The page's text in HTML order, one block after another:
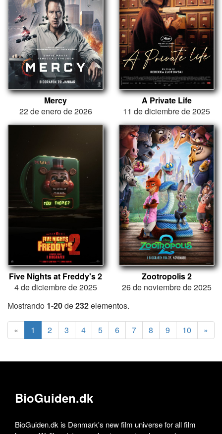
Mercy
22 de enero de 2026
A Private Life
11 de diciembre de 2025
Five Nights at Freddy's 2
4 de diciembre de 2025
Zootropolis 2
26 de noviembre de 2025
Mostrando 1-20de232elementos.
« 1 2 3 4 5 6 7 8 9 10 »
BioGuiden.dk
BioGuiden.dk is Denmark's new film universe for all film